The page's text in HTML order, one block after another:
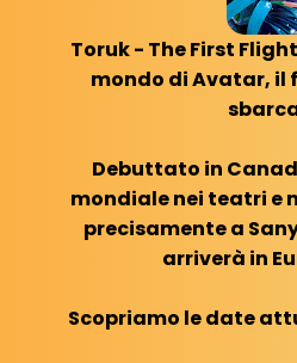
Toruk - The First
mondo di Avatar, il
Debuttato in
mondiale nei teatri e
precisamente a
arriverà in
Scopriamo le date